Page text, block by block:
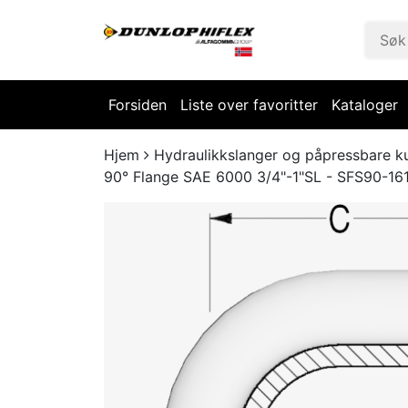
Forsiden Liste over favoritter Kataloger
Hjem
Hydraulikkslanger og påpressbare
90° Flange SAE 6000 3/4"-1"SL - SFS90-